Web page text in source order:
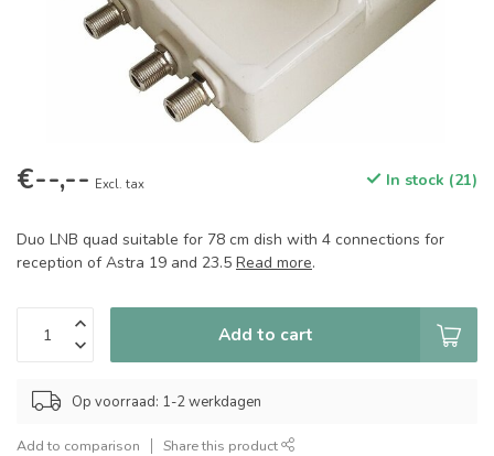
€--,-- Excl. tax In stock (21)
Duo LNB quad suitable for 78 cm dish with 4 connections for
reception of Astra 19 and 23.5 Read more.
Add to cart
Op voorraad: 1-2 werkdagen
Add to comparison Share this product